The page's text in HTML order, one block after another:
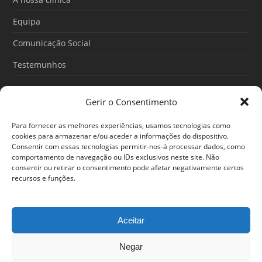
Gerir o Consentimento
Para fornecer as melhores experiências, usamos tecnologias como
cookies para armazenar e/ou aceder a informações do dispositivo.
Consentir com essas tecnologias permitir-nos-á processar dados, como
comportamento de navegação ou IDs exclusivos neste site. Não
consentir ou retirar o consentimento pode afetar negativamente certos
recursos e funções.
Aceitar
Negar
k a
Equipa
Comunicação Social
Testemunhos
O Poder do Subconsciente: esse poder é teu
30/06/2026
Ansiedade: cuidar de si antes que o alerta tome conta da
sua vida
© 2024 Em Forma. Todos os direitos reservados